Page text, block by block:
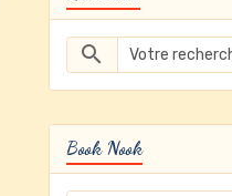
Book Nook